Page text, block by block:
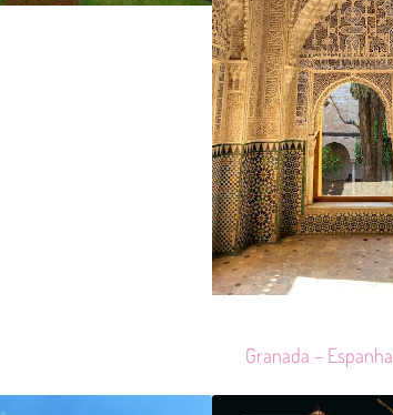
Granada – Espanha